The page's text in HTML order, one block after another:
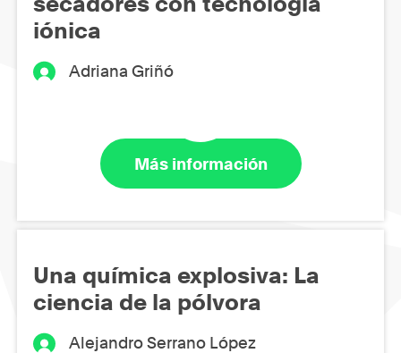
iónica
Adriana Griñó
Más información
Una química explosiva: La
ciencia de la pólvora
Alejandro Serrano López